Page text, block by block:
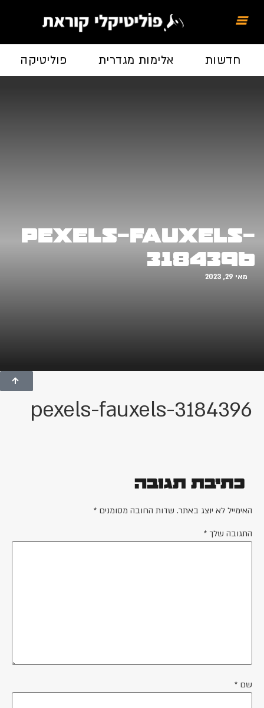
חדשות אלימות מגדרית פוליטיקה
pexels-fauxels-
3184396
מאי 29, 2023
pexels-fauxels-3184396
כתיבת תגובה
האימייל לא יוצג באתר. שדות החובה מסומנים *
התגובה שלך *
שם *